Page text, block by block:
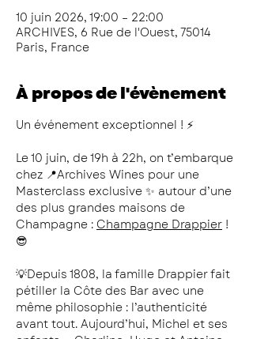
10 juin 2026, 19:00 – 22:00
ARCHIVES, 6 Rue de l'Ouest, 75014
Paris, France
À propos de l'évènement
Un événement exceptionnel ! ⚡️
Le 10 juin, de 19h à 22h, on t’embarque
chez 📍Archives Wines pour une
Masterclass exclusive ✨ autour d’une
des plus grandes maisons de
Champagne : Champagne Drappier !
😎
💡Depuis 1808, la famille Drappier fait
pétiller la Côte des Bar avec une
même philosophie : l’authenticité
avant tout. Aujourd’hui, Michel et ses